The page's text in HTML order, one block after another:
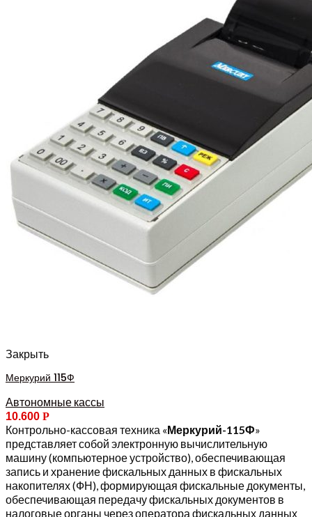
Закрыть
Меркурий 115Ф
Автономные кассы
10.600 Р
Контрольно-кассовая техника «Меркурий-115Ф»
представляет собой электронную вычислительную
машину (компьютерное устройство), обеспечивающая
запись и хранение фискальных данных в фискальных
накопителях (ФН), формирующая фискальные документы,
обеспечивающая передачу фискальных документов в
налоговые органы через оператора фискальных данных